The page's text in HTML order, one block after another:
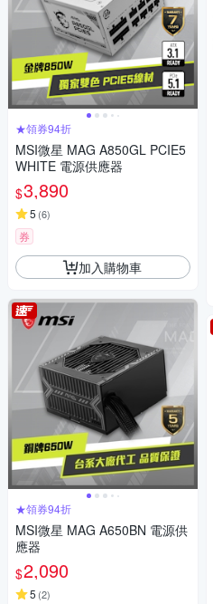
★領券94折
MSI微星 MAG A850GL PCIE5
WHITE 電源供應器
$3,890
5 (6)
券
加入購物車
★領券94折
MSI微星 MAG A650BN 電源供
應器
$2,090
5 (2)